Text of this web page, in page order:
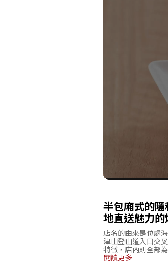
半包廂式的
地直送魅力的
店名的由來是位處
津山登山道入口交
特徵，店內則全部
簾隔開的餐桌式座
閱讀更多